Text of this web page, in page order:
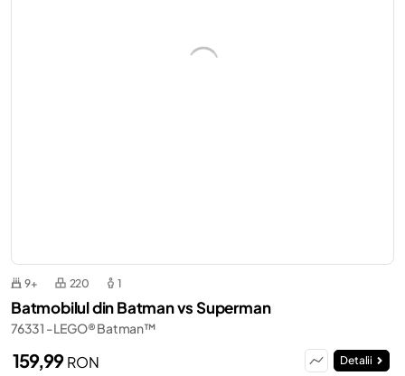
9+ 220 1
Batmobilul din Batman vs Superman
76331 - LEGO® Batman™
159,99RON Detalii